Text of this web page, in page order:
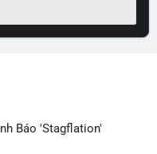
Báo 'Stagflation'